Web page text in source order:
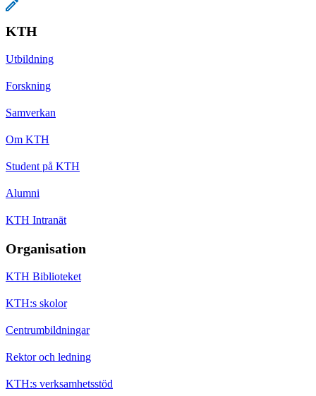
KTH
Utbildning
Forskning
Samverkan
Om KTH
Student på KTH
Alumni
KTH Intranät
Organisation
KTH Biblioteket
KTH:s skolor
Centrumbildningar
Rektor och ledning
KTH:s verksamhetsstöd